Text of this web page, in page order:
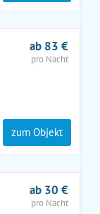
, Wallbox
ab 83 €
pro Nacht
zum Objekt
ab 30 €
pro Nacht